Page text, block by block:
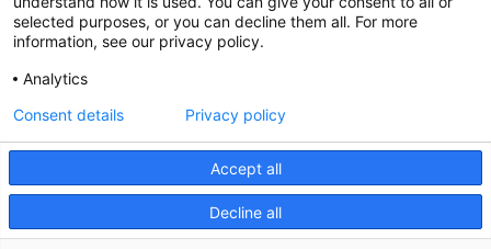
cgtcatalunya
CGTCatalunya
cgtcatalunya
Desenvolupat per
selected purposes, or you can decline them all. For more
information, see our privacy policy.
Analytics
Accept all
Decline all
Consent details Privacy policy